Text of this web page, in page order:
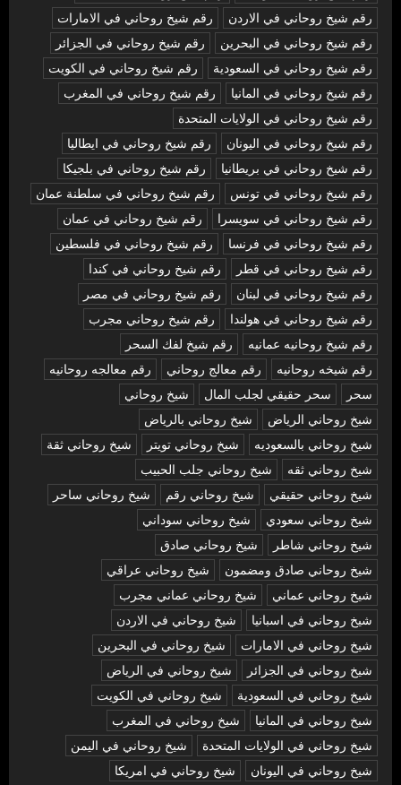
رقم شيخ روحاني في الاردن
رقم شيخ روحاني في الامارات
رقم شيخ روحاني في البحرين
رقم شيخ روحاني في الجزائر
رقم شيخ روحاني في السعودية
رقم شيخ روحاني في الكويت
رقم شيخ روحاني في المانيا
رقم شيخ روحاني في المغرب
رقم شيخ روحاني في الولايات المتحدة
رقم شيخ روحاني في اليونان
رقم شيخ روحاني في ايطاليا
رقم شيخ روحاني في بريطانيا
رقم شيخ روحاني في بلجيكا
رقم شيخ روحاني في تونس
رقم شيخ روحاني في سلطنة عمان
رقم شيخ روحاني في سويسرا
رقم شيخ روحاني في عمان
رقم شيخ روحاني في فرنسا
رقم شيخ روحاني في فلسطين
رقم شيخ روحاني في قطر
رقم شيخ روحاني في كندا
رقم شيخ روحاني في لبنان
رقم شيخ روحاني في مصر
رقم شيخ روحاني في هولندا
رقم شيخ روحاني مجرب
رقم شيخ روحانيه عمانيه
رقم شيخ لفك السحر
رقم شيخه روحانيه
رقم معالج روحاني
رقم معالجه روحانيه
سحر
سحر حقيقي لجلب المال
شيخ روحاني
شيخ روحاني الرياض
شيخ روحاني بالرياض
شيخ روحاني بالسعوديه
شيخ روحاني تويتر
شيخ روحاني ثقة
شيخ روحاني ثقه
شيخ روحاني جلب الحبيب
شيخ روحاني حقيقي
شيخ روحاني رقم
شيخ روحاني ساحر
شيخ روحاني سعودي
شيخ روحاني سوداني
شيخ روحاني شاطر
شيخ روحاني صادق
شيخ روحاني صادق ومضمون
شيخ روحاني عراقي
شيخ روحاني عماني
شيخ روحاني عماني مجرب
شيخ روحاني في اسبانيا
شيخ روحاني في الاردن
شيخ روحاني في الامارات
شيخ روحاني في البحرين
شيخ روحاني في الجزائر
شيخ روحاني في الرياض
شيخ روحاني في السعودية
شيخ روحاني في الكويت
شيخ روحاني في المانيا
شيخ روحاني في المغرب
شيخ روحاني في الولايات المتحدة
شيخ روحاني في اليمن
شيخ روحاني في اليونان
شيخ روحاني في امريكا